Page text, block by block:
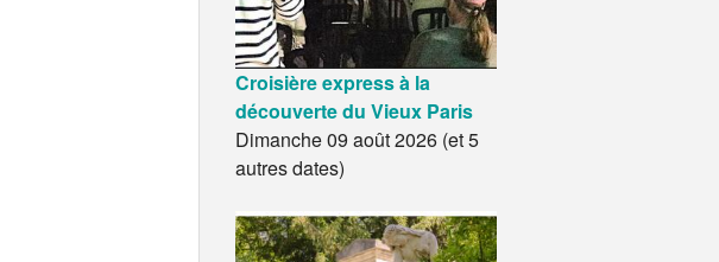
Croisière express à la
découverte du Vieux Paris
Dimanche 09 août 2026 (et 5
autres dates)